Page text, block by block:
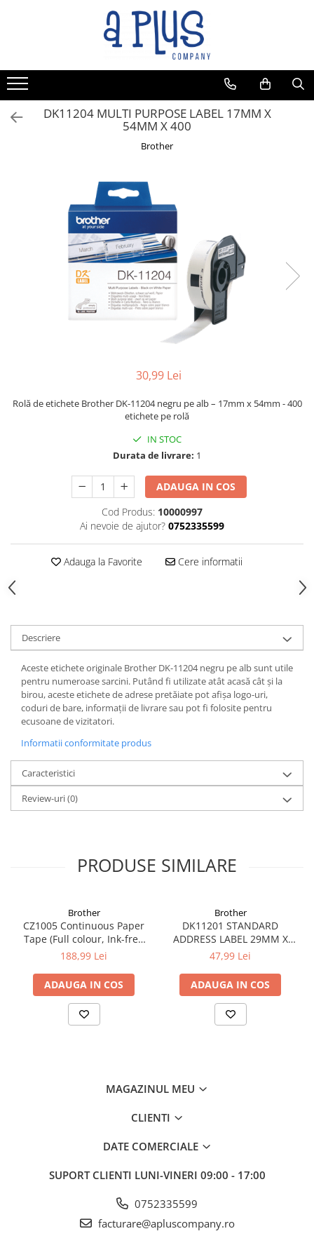
DK11204 MULTI PURPOSE LABEL 17MM X
54MM X 400
Brother
30,99 Lei
Rolă de etichete Brother DK-11204 negru pe alb – 17mm x 54mm - 400
etichete pe rolă
IN STOC
Durata de livrare: 1
ADAUGA IN COS
Cod Produs: 10000997
Ai nevoie de ajutor? 0752335599
Adauga la Favorite Cere informatii
Descriere
Aceste etichete originale Brother DK-11204 negru pe alb sunt utile
pentru numeroase sarcini. Putând fi utilizate atât acasă cât și la
birou, aceste etichete de adrese pretăiate pot afișa logo-uri,
coduri de bare, informații de livrare sau pot fi folosite pentru
ecusoane de vizitatori.
Informatii conformitate produs
Caracteristici
Review-uri(0)
PRODUSE SIMILARE
Brother
CZ1005 Continuous Paper
Tape (Full colour, Ink-free
50mm), 5m lungime; pt. VC-
188,99 Lei
ADAUGA IN COS
Brother
DK11201 STANDARD
ADDRESS LABEL 29MM X
90MM X 400
47,99 Lei
ADAUGA IN COS
MAGAZINUL MEU
CLIENTI
DATE COMERCIALE
SUPORT CLIENTI LUNI-VINERI 09:00 - 17:00
0752335599
facturare@apluscompany.ro